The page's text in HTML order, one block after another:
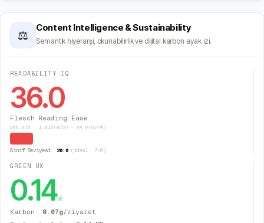
⚖
Content Intelligence & Sustainability
Semantik hiyerarşi, okunabilirlik ve dijital karbon ayak izi.
READABILITY IQ
36.0
Flesch Reading Ease
206.835 − 1.015(W/S) − 84.6(Sy/W)
Sınıf Seviyesi: 20.0(ideal: 7–8)
GREEN UX
0.14MB
Karbon: 0.07g/ziyaret